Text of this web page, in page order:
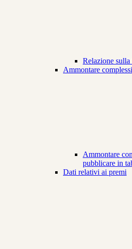
Relazione sulla
Ammontare
Ammontare
pubblicare in
Dati relativi ai premi